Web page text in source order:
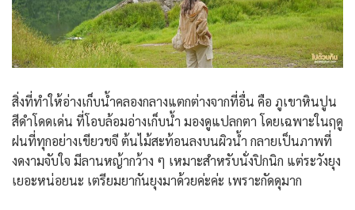
สิ่งที่ทำให้อ่างเก็บน้ำคลองกลางแตกต่างจากที่อื่น คือ ภูเขาหินปูน
สีดำโดดเด่น ที่โอบล้อมอ่างเก็บน้ำ มองดูแปลกตา โดยเฉพาะในฤดู
ฝนที่ทุกอย่างเขียวขจี ต้นไม้สะท้อนลงบนผิวน้ำ กลายเป็นภาพที่
งดงามจับใจ มีลานหญ้ากว้าง ๆ เหมาะสำหรับนั่งปิกนิก แต่ระวังยุง
เยอะหน่อยนะ เตรียมยากันยุงมาด้วยค่ะค่ะ เพราะกัดดุมาก